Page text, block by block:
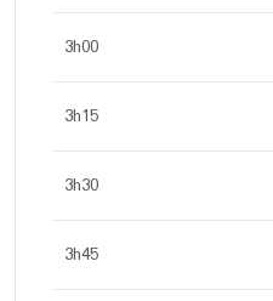
3h00
3h15
3h30
3h45